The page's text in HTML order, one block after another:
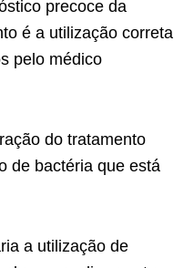
precoce da
é a utilização correta
pelo médico
do tratamento
de bactéria que está
a utilização de